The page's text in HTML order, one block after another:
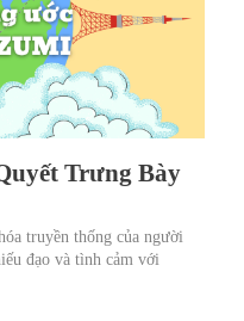
Trưng Bày
truyền thống của người
đạo và tình cảm với